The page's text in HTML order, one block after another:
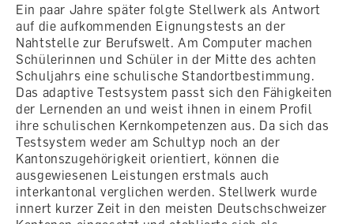
Ein paar Jahre später folgte Stellwerk als Antwort
auf die aufkommenden Eignungstests an der
Nahtstelle zur Berufswelt. Am Computer machen
Schülerinnen und Schüler in der Mitte des achten
Schuljahrs eine schulische Standortbestimmung.
Das adaptive Testsystem passt sich den Fähigkeiten
der Lernenden an und weist ihnen in einem Profil
ihre schulischen Kernkompetenzen aus. Da sich das
Testsystem weder am Schultyp noch an der
Kantonszugehörigkeit orientiert, können die
ausgewiesenen Leistungen erstmals auch
interkantonal verglichen werden. Stellwerk wurde
innert kurzer Zeit in den meisten Deutschschweizer